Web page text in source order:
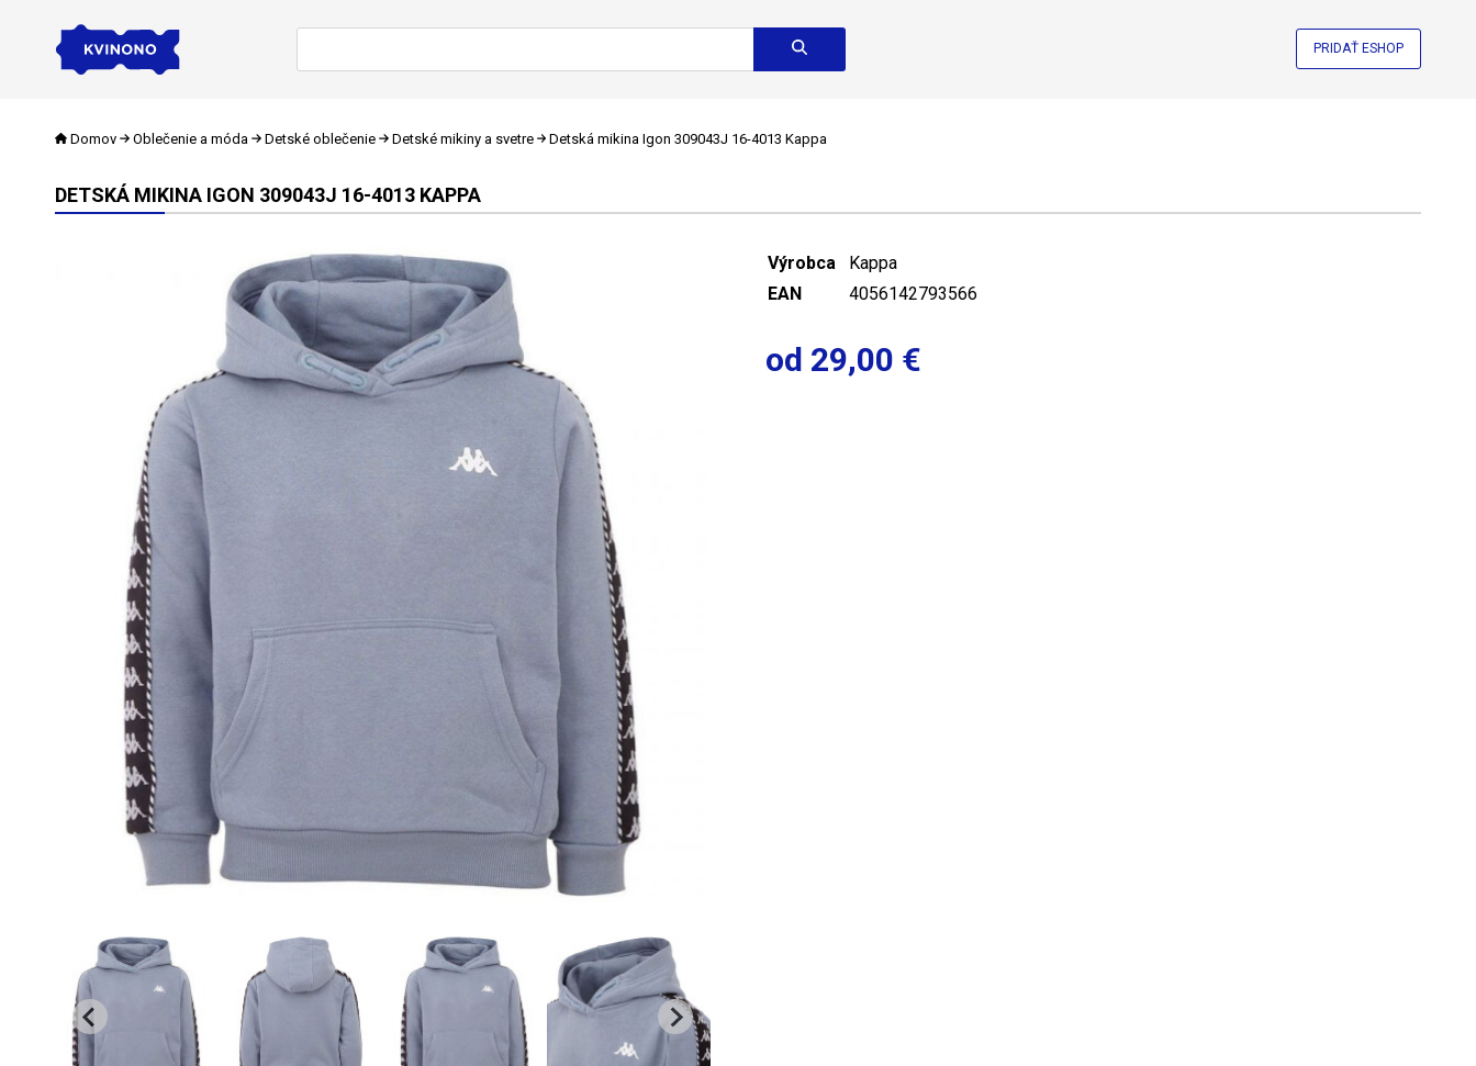
PRIDAŤ ESHOP
Domov Oblečenie a móda Detské oblečenie Detské mikiny a svetre Detská mikina Igon 309043J 16-4013 Kappa
DETSKÁ MIKINA IGON 309043J 16-4013 KAPPA
Výrobca
Kappa
EAN
4056142793566
od 29,00 €